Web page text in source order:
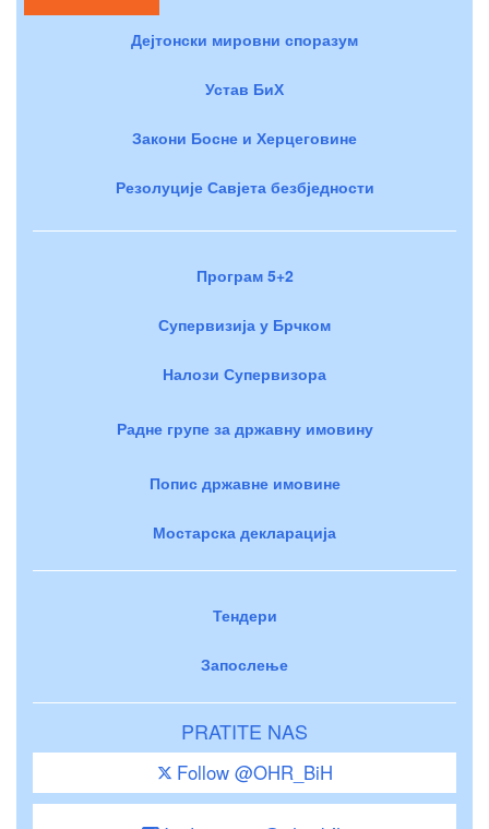
Дејтонски мировни споразум
Устав БиХ
Закони Босне и Херцеговине
Резолуције Савјета безбједности
Програм 5+2
Супервизија у Брчком
Налози Супервизора
Радне групе за државну имовину
Попис државне имовине
Мостарска декларација
Тендери
Запослење
PRATITE NAS
Follow @OHR_BiH